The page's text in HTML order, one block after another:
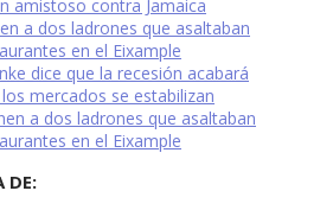
amistoso contra Jamaica
a dos ladrones que asaltaban
en el Eixample
dice que la recesión acabará
mercados se estabilizan
a dos ladrones que asaltaban
en el Eixample
DE: